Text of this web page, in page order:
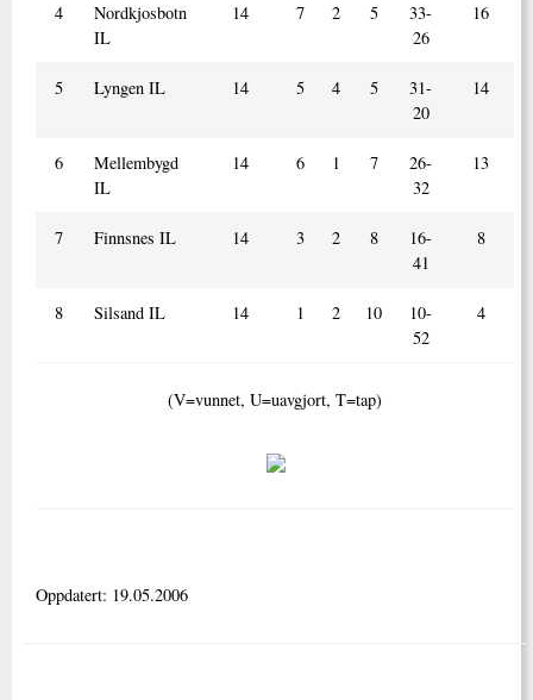
4
Nordkjosbotn
IL
14 7 2 5
33-
26
16
5 Lyngen IL 14 5 4 5
31-
20
14
6
Mellembygd
IL
14 6 1 7
26-
32
13
7 Finnsnes IL 14 3 2 8
16-
41
8
8 Silsand IL 14 1 2 10
10-
52
4
(V=vunnet, U=uavgjort, T=tap)
Oppdatert: 19.05.2006